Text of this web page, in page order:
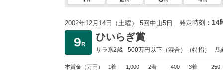
2002年12月14日（土曜） 5回中山5日 発走時刻： 14
ひいらぎ賞
サラ系2歳 500万円以下 （混合）（特指） 馬
本賞金 （万円） 1着 1,000 2着 400 3着
250